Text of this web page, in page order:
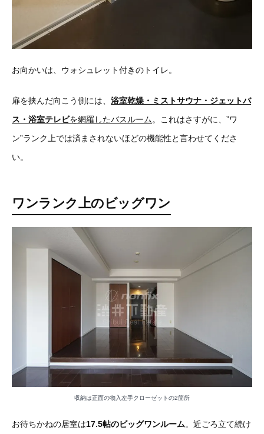
お向かいは、ウォシュレット付きのトイレ。
扉を挟んだ向こう側には、 浴室乾燥・ミストサウナ・ジェットバ
ス・浴室テレビを網羅したバスルーム。これはさすがに、”ワ
ン”ランク上では済まされないほどの機能性と言わせてくださ
い。
ワンランク上のビッグワン
収納は正面の物入左手クローゼットの2箇所
お待ちかねの居室は17.5帖のビッグワンルーム。近ごろ立て続け